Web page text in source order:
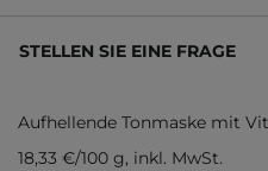
STELLEN SIE EINE FRAGE
Aufhellende Tonmaske mit
18,33 €/100 g, inkl. MwSt.